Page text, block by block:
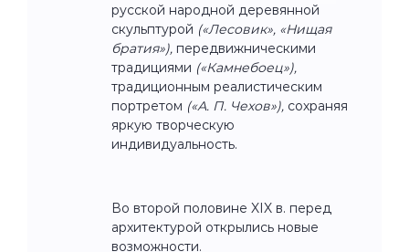
русской народной деревянной
скульптурой («Лесовик», «Нищая
братия»), передвижническими
традициями («Камнебоец»),
традиционным реалистическим
портретом («А. П. Чехов»), сохраняя
яркую творческую
индивидуальность.
Во второй половине XIX в. перед
архитектурой открылись новые
возможности.